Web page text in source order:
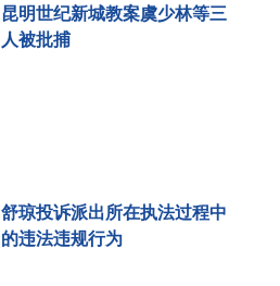
昆明世纪新城教案虞少林等三
人被批捕
舒琼投诉派出所在执法过程中
的违法违规行为